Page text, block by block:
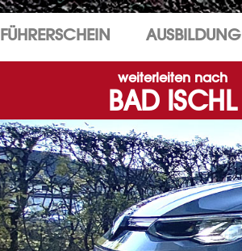
FÜHRERSCHEIN AUSBILDUNG
weiterleiten nach
BAD ISCHL